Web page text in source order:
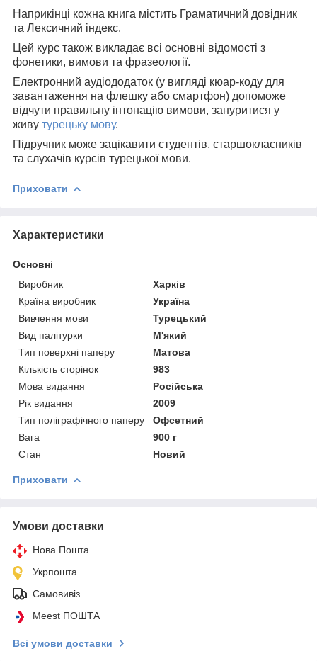
Наприкінці кожна книга містить Граматичний довідник
та Лексичний індекс.
Цей курс також викладає всі основні відомості з
фонетики, вимови та фразеології.
Електронний аудіододаток (у вигляді кюар-коду для
завантаження на флешку або смартфон) допоможе
відчути правильну інтонацію вимови, зануритися у
живу турецьку мову.
Підручник може зацікавити студентів, старшокласників
та слухачів курсів турецької мови.
Приховати
Характеристики
Основні
Виробник
Харків
Країна виробник
Україна
Вивчення мови
Турецький
Вид палітурки
М'який
Тип поверхні паперу
Матова
Кількість сторінок
983
Мова видання
Російська
Рік видання
2009
Тип поліграфічного паперу
Офсетний
Вага
900 г
Стан
Новий
Приховати
Умови доставки
Нова Пошта
Укрпошта
Самовивіз
Meest ПОШТА
Всі умови доставки